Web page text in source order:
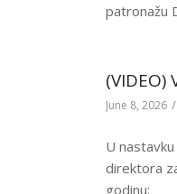
patronažu
(VIDEO)
June 8, 2026 /
U
direktora
godinu: